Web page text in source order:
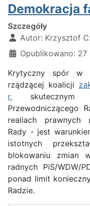
Demokracja
Szczegóły
Autor: Krzysztof
Opublikowano:
Krytyczny spór w
rządzącej koalicji
r. skutecznym
Przewodniczącego
realiach prawnych
Rady - jest
istotnych
blokowaniu zmian
radnych PiS/WDW/
ponad limit
Radzie.